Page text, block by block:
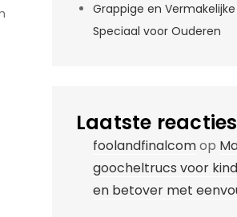
Grappige en
Speciaal voor Ouderen
Laatste reacties
foolandfinalcomop
goocheltrucs voor
en betover met